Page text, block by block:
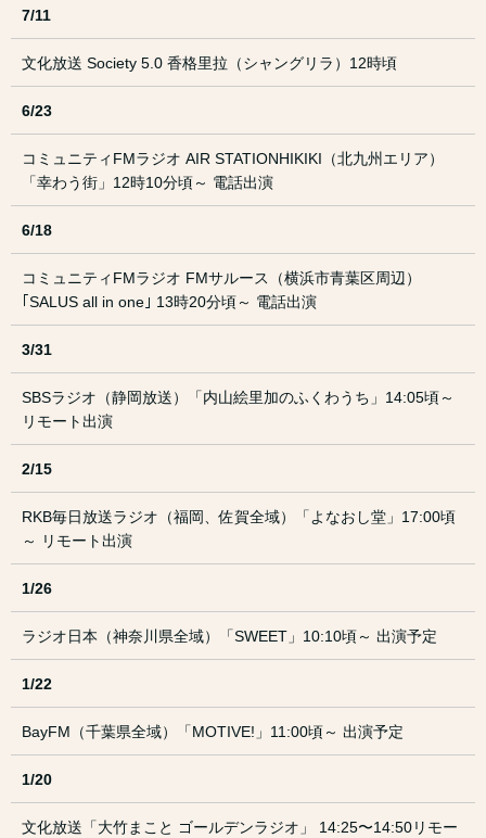
7/11
文化放送 Society 5.0 香格里拉（シャングリラ）12時頃
6/23
コミュニティFMラジオ AIR STATIONHIKIKI（北九州エリア）
「幸わう街」12時10分頃～ 電話出演
6/18
コミュニティFMラジオ FMサルース（横浜市青葉区周辺）
｢SALUS all in one｣ 13時20分頃～ 電話出演
3/31
SBSラジオ（静岡放送）「内山絵里加のふくわうち」14:05頃～
リモート出演
2/15
RKB毎日放送ラジオ（福岡、佐賀全域）「よなおし堂」17:00頃
～ リモート出演
1/26
ラジオ日本（神奈川県全域）「SWEET」10:10頃～ 出演予定
1/22
BayFM（千葉県全域）「MOTIVE!」11:00頃～ 出演予定
1/20
文化放送「大竹まこと ゴールデンラジオ」 14:25〜14:50リモー